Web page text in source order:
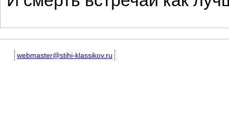
webmaster@stihi-klassikov.ru